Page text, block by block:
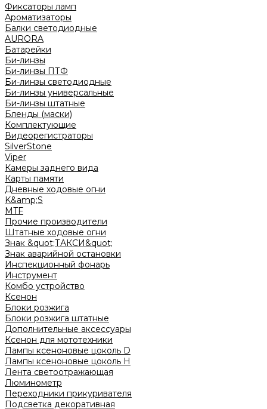
Фиксаторы ламп
Ароматизаторы
Балки светодиодные
AURORA
Батарейки
Би-линзы
Би-линзы ПТФ
Би-линзы светодиодные
Би-линзы универсальные
Би-линзы штатные
Бленды (маски)
Комплектующие
Видеорегистраторы
SilverStone
Viper
Камеры заднего вида
Карты памяти
Дневные ходовые огни
K&amp;S
MTF
Прочие производители
Штатные ходовые огни
Знак &quot;ТАКСИ&quot;
Знак аварийной остановки
Инспекционный фонарь
Инструмент
Комбо устройство
Ксенон
Блоки розжига
Блоки розжига штатные
Дополнительные аксессуары
Ксенон для мототехники
Лампы ксеноновые цоколь D
Лампы ксеноновые цоколь H
Лента светоотражающая
Люминометр
Переходники прикуривателя
Подсветка декоративная